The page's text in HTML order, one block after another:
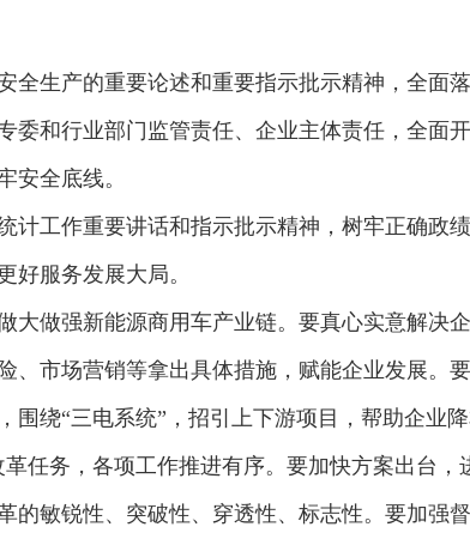
全生产的重要论述和重要指示批示精神，全面
委和行业部门监管责任、企业主体责任，全面
安全底线。
计工作重要讲话和指示批示精神，树牢正确政
好服务发展大局。
大做强新能源商用车产业链。要真心实意解决
、市场营销等拿出具体措施，赋能企业发展。
绕“三电系统”，招引上下游项目，帮助企业降
任务，各项工作推进有序。要加快方案出台
敏锐性、突破性、穿透性、标志性。要加强